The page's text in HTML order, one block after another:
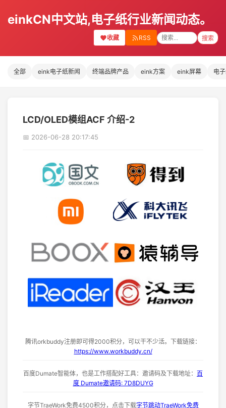
einkCN中文站,电子纸行业新闻动态。
收藏 RSS 搜索
全部 eink电子纸新闻 终端品牌产品 eink方案 eink屏幕 电
LCD/OLED模组ACF 介绍-2
📅 2026-06-28 20:17:45
腾讯orkbuddy注册即可得2000积分，可以干不少活。下载链接：
https://www.workbuddy.cn/
百度Dumate智能体，也是工作搭配好工具：邀请码及下载地址： 百
度 Dumate邀请码: 7D8DUYG
字节TraeWork免费4500积分，点击下载字节跳动TraeWork免费